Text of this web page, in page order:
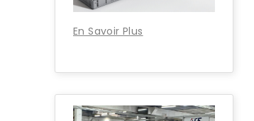
En Savoir Plus